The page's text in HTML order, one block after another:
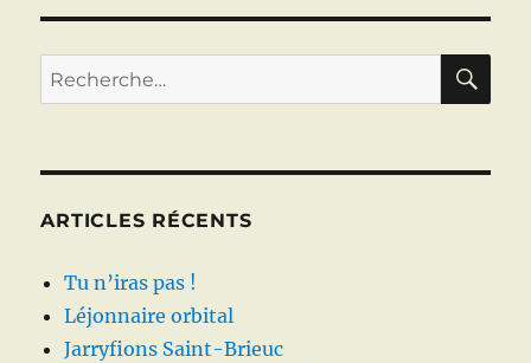
Recherche
pour :
ARTICLES RÉCENTS
Tu n’iras pas !
Léjonnaire orbital
Jarryfions Saint-Brieuc